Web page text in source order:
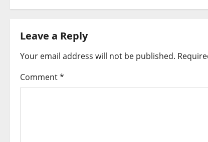
t
n
a
v
i
Leave a Reply
Your email address will not be published.
Comment*